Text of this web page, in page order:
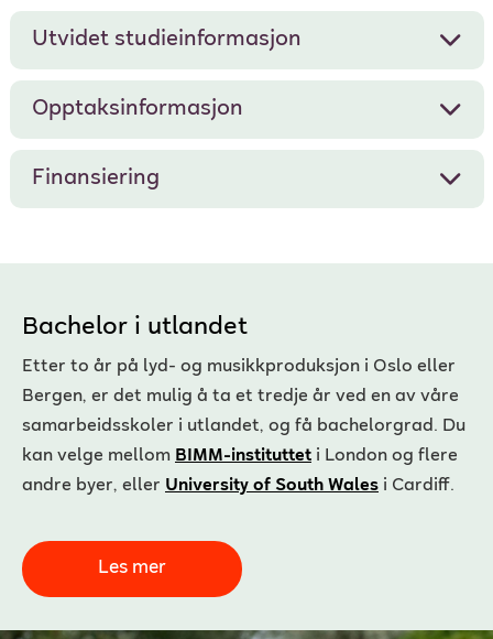
Utvidet studieinformasjon
Opptaksinformasjon
Finansiering
Bachelor i utlandet
Etter to år på lyd- og musikkproduksjon i Oslo eller
Bergen, er det mulig å ta et tredje år ved en av våre
samarbeidsskoler i utlandet, og få bachelorgrad. Du
kan velge mellom BIMM-instituttet i London og flere
andre byer, eller University of South Wales i Cardiff.
Les mer